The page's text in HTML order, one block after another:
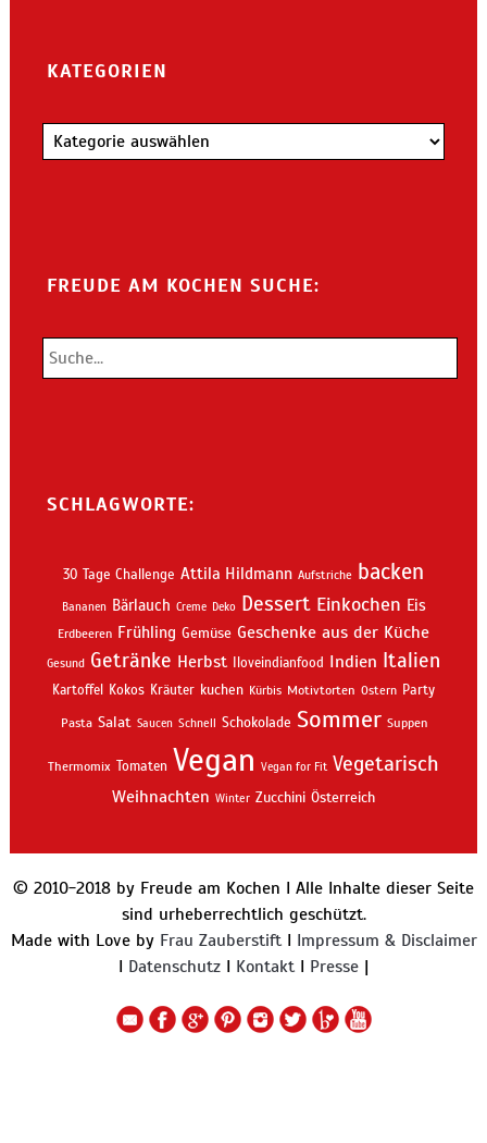
KATEGORIEN
Kategorien
FREUDE AM KOCHEN SUCHE:
SCHLAGWORTE:
30 Tage Challenge Attila Hildmann Aufstriche backen
Bananen Bärlauch Creme Deko Dessert Einkochen Eis
Erdbeeren Frühling Gemüse Geschenke aus der Küche
Gesund Getränke Herbst Iloveindianfood Indien Italien
Kartoffel Kokos Kräuter kuchen Kürbis Motivtorten Ostern Party
Pasta Salat Saucen Schnell Schokolade Sommer Suppen
Thermomix Tomaten Vegan Vegan for Fit Vegetarisch
Weihnachten Winter Zucchini Österreich
© 2010-2018 by Freude am Kochen I Alle Inhalte dieser Seite
sind urheberrechtlich geschützt.
Made with Love by Frau ZauberstiftI Impressum & Disclaimer
I Datenschutz I KontaktI Presse |